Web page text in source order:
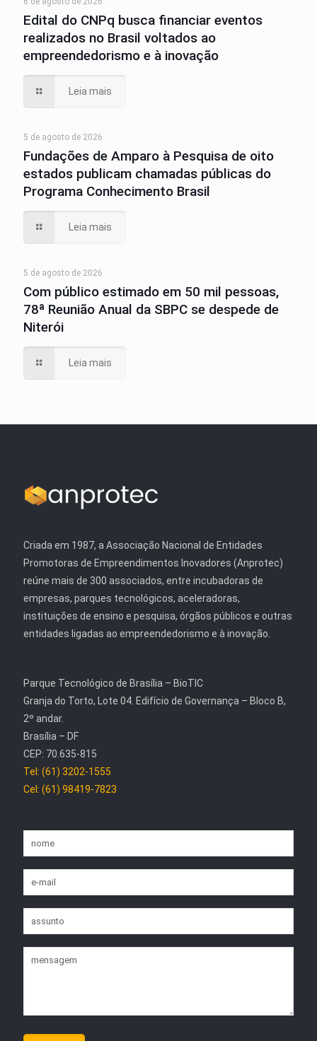
Edital do CNPq busca financiar eventos
realizados no Brasil voltados ao
empreendedorismo e à inovação
Leia mais
5 de agosto de 2026
Fundações de Amparo à Pesquisa de oito
estados publicam chamadas públicas do
Programa Conhecimento Brasil
Leia mais
5 de agosto de 2026
Com público estimado em 50 mil pessoas,
78ª Reunião Anual da SBPC se despede de
Niterói
Leia mais
Criada em 1987, a Associação Nacional de Entidades
Promotoras de Empreendimentos Inovadores (Anprotec)
reúne mais de 300 associados, entre incubadoras de
empresas, parques tecnológicos, aceleradoras,
instituições de ensino e pesquisa, órgãos públicos e outras
entidades ligadas ao empreendedorismo e à inovação.
Parque Tecnológico de Brasília – BioTIC
Granja do Torto, Lote 04. Edifício de Governança – Bloco B,
2º andar.
Brasília – DF
CEP: 70.635-815
Tel: (61) 3202-1555
Cel: (61) 98419-7823